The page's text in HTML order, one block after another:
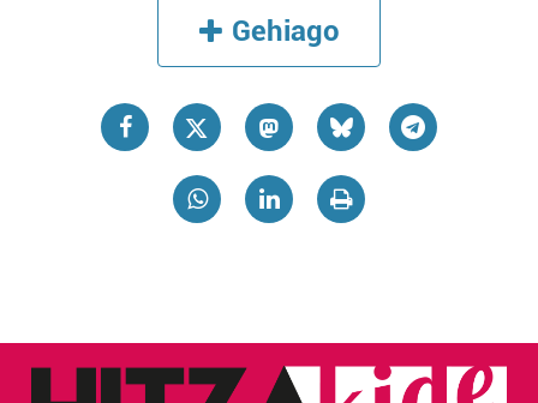
Gehiago